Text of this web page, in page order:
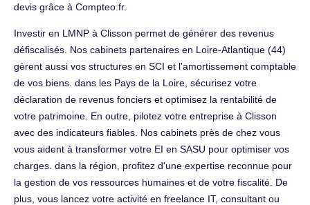
devis grâce à Compteo.fr.
Investir en LMNP à Clisson permet de générer des revenus
défiscalisés. Nos cabinets partenaires en Loire-Atlantique (44)
gèrent aussi vos structures en SCI et l'amortissement comptable
de vos biens. dans les Pays de la Loire, sécurisez votre
déclaration de revenus fonciers et optimisez la rentabilité de
votre patrimoine. En outre, pilotez votre entreprise à Clisson
avec des indicateurs fiables. Nos cabinets près de chez vous
vous aident à transformer votre EI en SASU pour optimiser vos
charges. dans la région, profitez d'une expertise reconnue pour
la gestion de vos ressources humaines et de votre fiscalité. De
plus, vous lancez votre activité en freelance IT, consultant ou